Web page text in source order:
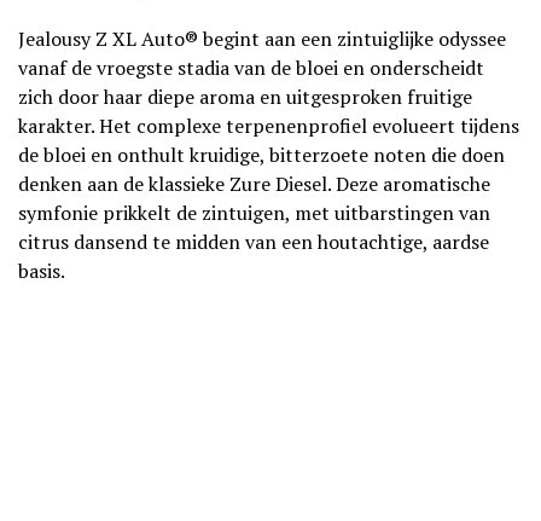
Jealousy Z XL Auto® begint aan een zintuiglijke odyssee
vanaf de vroegste stadia van de bloei en onderscheidt
zich door haar diepe aroma en uitgesproken fruitige
karakter. Het complexe terpenenprofiel evolueert tijdens
de bloei en onthult kruidige, bitterzoete noten die doen
denken aan de klassieke Zure Diesel. Deze aromatische
symfonie prikkelt de zintuigen, met uitbarstingen van
citrus dansend te midden van een houtachtige, aardse
basis.